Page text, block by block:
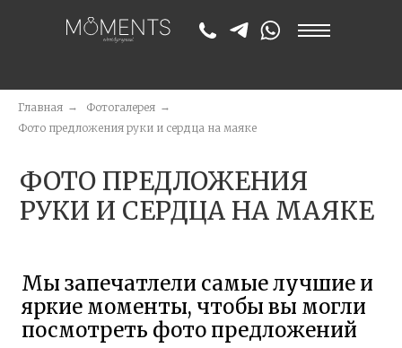
Главная → Фотогалерея →
Фото предложения руки и сердца на маяке
ФОТО ПРЕДЛОЖЕНИЯ
Мы запечатлели самые лучшие и
яркие моменты, чтобы вы могли
предложения руки и сердца на
маяке, оценить атмосферу и
харизму этого незабываемого
события в центре Москвы рядом